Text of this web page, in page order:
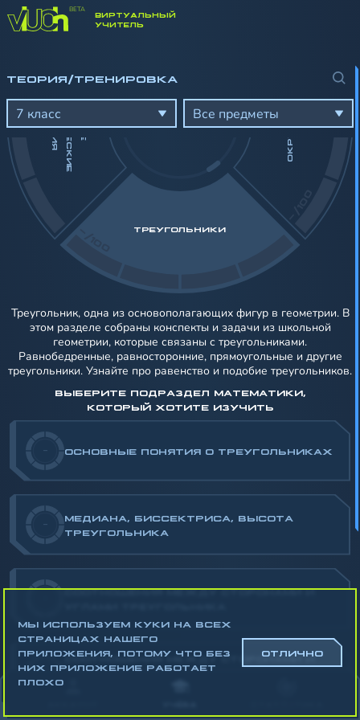
ВИРТУАЛЬНЫЙ
УЧИТЕЛЬ
7 класс Все предметы
ТЕОРИЯ/ТРЕНИРОВКА
-/100
ОКРУЖНОСТЬ
ТРЕУГОЛЬНИКИ
О
Б
Щ
И
Е
ГЕ
О
М Е
Т
Р
И
Ч
Е
С
К
И
Е
С В
Е
Д
Е
Н
И
Я
- ОСНОВНЫЕ ПОНЯТИЯ О ТРЕУГОЛЬНИКАХ
-
МЕДИАНА, БИССЕКТРИСА, ВЫСОТА
ТРЕУГОЛЬНИКА
СООТНОШЕНИЯ МЕЖДУ СТОРОНАМИ И
-
СООТНОШЕНИЯ МЕЖДУ СТОРОНАМИ И
УГЛАМИ ПРЯМОУГОЛЬНОГО
ВЫБЕРИТЕ ПОДРАЗДЕЛ МАТЕМАТИКИ,
КОТОРЫЙ ХОТИТЕ ИЗУЧИТЬ
Треугольник, одна из основополагающих фигур в геометрии. В
этом разделе собраны конспекты и задачи из школьной
геометрии, которые связаны с треугольниками.
Равнобедренные, равносторонние, прямоугольные и другие
треугольники. Узнайте про равенство и подобие треугольников.
МЫ ИСПОЛЬЗУЕМ КУКИ НА ВСЕХ
СТРАНИЦАХ НАШЕГО
ПРИЛОЖЕНИЯ, ПОТОМУ ЧТО БЕЗ
НИХ ПРИЛОЖЕНИЕ РАБОТАЕТ
ПЛОХО
ОТЛИЧНО